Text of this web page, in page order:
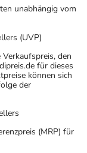
unabhängig vom
(UVP)
Verkaufspreis, den
für dieses
können sich
der
(MRP) für